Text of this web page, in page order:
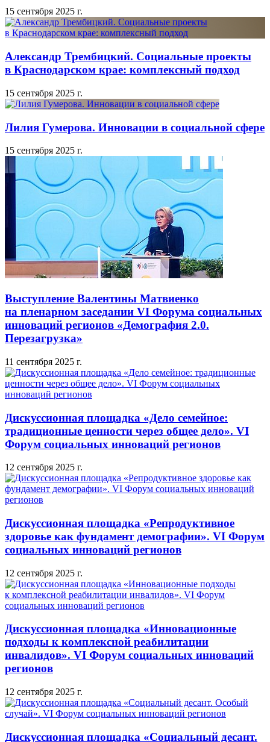
15 сентября 2025 г.
Александр Трембицкий. Социальные проекты
в Краснодарском крае: комплексный подход
15 сентября 2025 г.
Лилия Гумерова. Инновации в социальной сфере
15 сентября 2025 г.
Выступление Валентины Матвиенко
на пленарном заседании VI Форума социальных
инноваций регионов «Демография 2.0.
Перезагрузка»
11 сентября 2025 г.
Дискуссионная площадка «Дело семейное:
традиционные ценности через общее дело». VI
Форум социальных инноваций регионов
12 сентября 2025 г.
Дискуссионная площадка «Репродуктивное
здоровье как фундамент демографии». VI Форум
социальных инноваций регионов
12 сентября 2025 г.
Дискуссионная площадка «Инновационные
подходы к комплексной реабилитации
инвалидов». VI Форум социальных инноваций
регионов
12 сентября 2025 г.
Дискуссионная площадка «Социальный десант.